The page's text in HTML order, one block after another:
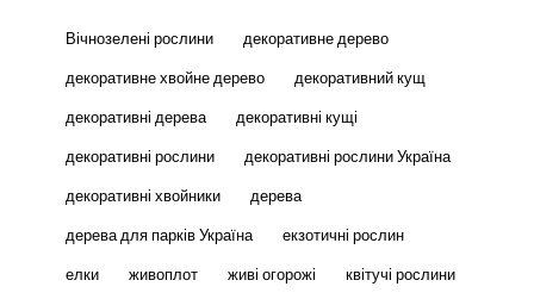
Вічнозелені рослини
декоративне дерево
декоративне хвойне дерево
декоративний кущ
декоративні дерева
декоративні кущі
декоративні рослини
декоративні рослини Україна
декоративні хвойники
дерева
дерева для парків Україна
екзотичні рослин
елки
живоплот живі огорожі
квітучі рослини